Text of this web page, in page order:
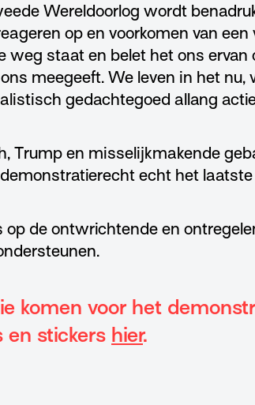
Wereldoorlog wordt
op en voorkomen van
weg staat en belet het ons
meegeeft. We leven in het nu,
gedachtegoed allang
Trump en misselijkmakende
echt het
de ontwrichtende en
komen voor het
en stickers hier.